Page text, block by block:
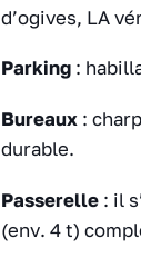
d’ogives, LA
Parking:
Bureaux:
durable.
Passerelle: il
(env. 4 t)